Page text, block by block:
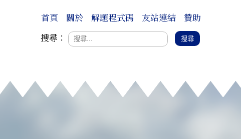
首頁 關於 解題程式碼 友站連結
贊助
搜尋：